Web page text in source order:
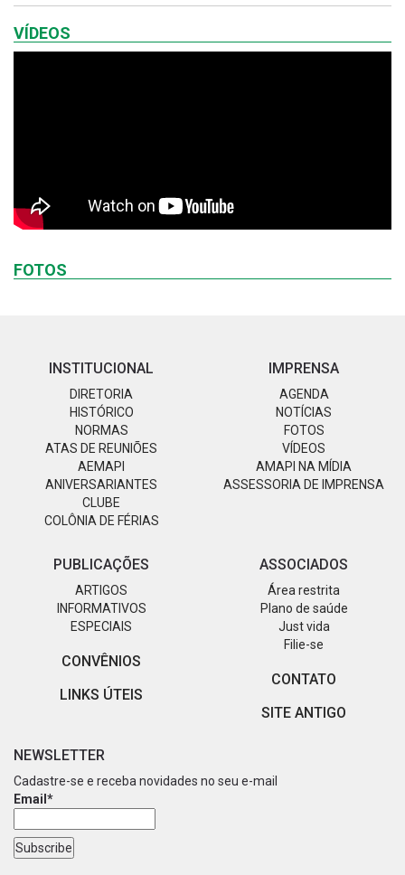
VÍDEOS
FOTOS
INSTITUCIONAL
DIRETORIA
HISTÓRICO
NORMAS
ATAS DE REUNIÕES
AEMAPI
ANIVERSARIANTES
CLUBE
COLÔNIA DE FÉRIAS
IMPRENSA
AGENDA
NOTÍCIAS
FOTOS
VÍDEOS
AMAPI NA MÍDIA
ASSESSORIA DE IMPRENSA
PUBLICAÇÕES
ARTIGOS
INFORMATIVOS
ESPECIAIS
CONVÊNIOS
LINKS ÚTEIS
ASSOCIADOS
Área restrita
Plano de saúde
Just vida
Filie-se
CONTATO
SITE ANTIGO
NEWSLETTER
Cadastre-se e receba novidades no seu e-mail
Email*